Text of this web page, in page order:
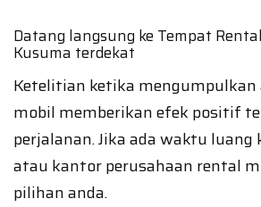
Datang langsung ke Tempat
Kusuma terdekat
Ketelitian ketika mengumpulkan
mobil memberikan efek positif
perjalanan. Jika ada waktu
atau kantor perusahaan rental
pilihan anda.